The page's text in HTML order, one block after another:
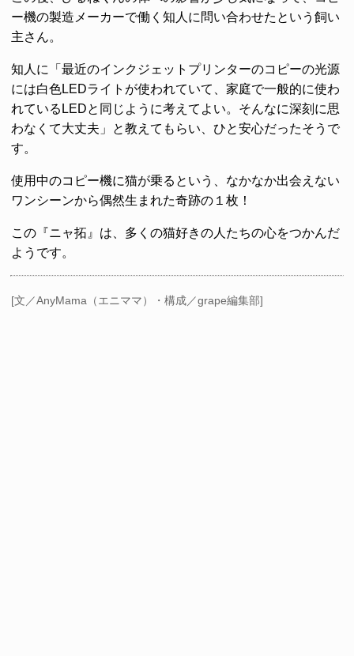
ー機の製造メーカーで働く知人に問い合わせたという飼い
主さん。
知人に「最近のインクジェットプリンターのコピーの光源
には白色LEDライトが使われていて、家庭で一般的に使わ
れているLEDと同じように考えてよい。そんなに深刻に思
わなくて大丈夫」と教えてもらい、ひと安心だったそうで
す。
使用中のコピー機に猫が乗るという、なかなか出会えない
ワンシーンから偶然生まれた奇跡の１枚！
この『ニャ拓』は、多くの猫好きの人たちの心をつかんだ
ようです。
[文／AnyMama（エニママ）・構成／grape編集部]